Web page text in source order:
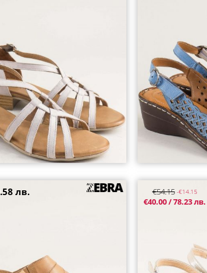
затворени чехли Zebra с
лв. mag08004sbj1
€54.15 -€14.15
€40.00 / 78.23 лв.